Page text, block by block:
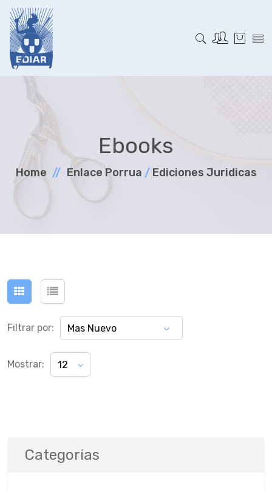
Ebooks
Home Enlace Porrua / Ediciones Juridicas
Filtrar por: Mas Nuevo
Mostrar: 12
Categorias